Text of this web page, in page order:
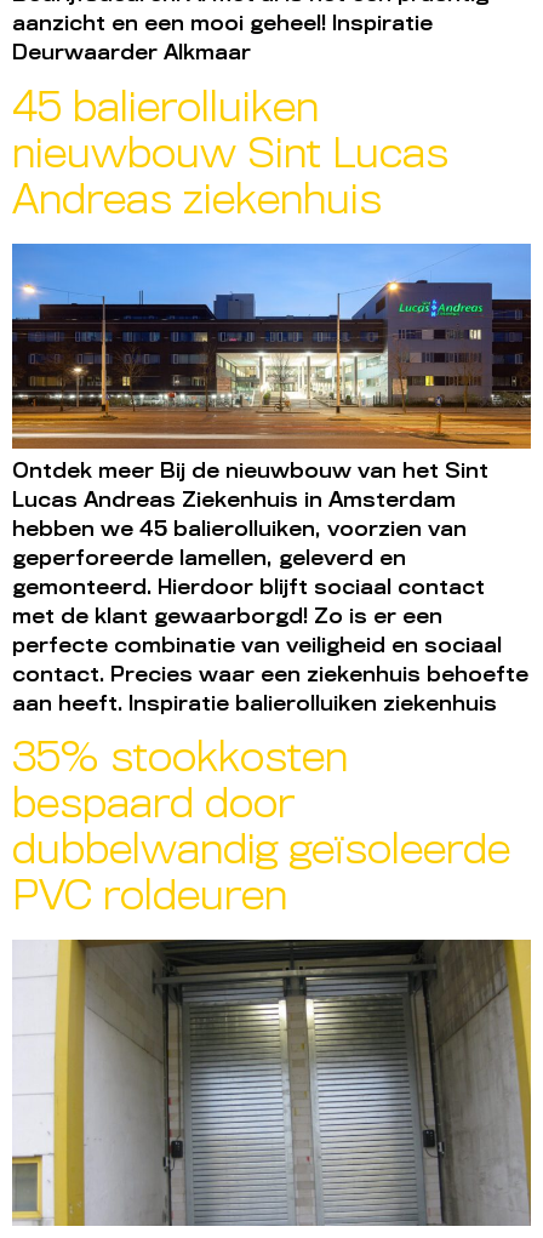
aanzicht en een mooi geheel! Inspiratie
Deurwaarder Alkmaar
45 balierolluiken
nieuwbouw Sint Lucas
Andreas ziekenhuis
Ontdek meer Bij de nieuwbouw van het Sint
Lucas Andreas Ziekenhuis in Amsterdam
hebben we 45 balierolluiken, voorzien van
geperforeerde lamellen, geleverd en
gemonteerd. Hierdoor blijft sociaal contact
met de klant gewaarborgd! Zo is er een
perfecte combinatie van veiligheid en sociaal
contact. Precies waar een ziekenhuis behoefte
aan heeft. Inspiratie balierolluiken ziekenhuis
35% stookkosten
bespaard door
dubbelwandig geïsoleerde
PVC roldeuren